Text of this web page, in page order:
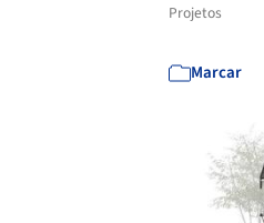
Projetos
Marcar